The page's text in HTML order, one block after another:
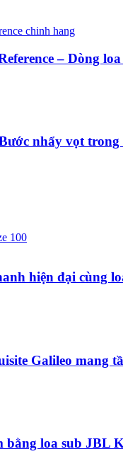
– Dòng
nhẩy vọt trong
hiện đại cùng
Galileo mang
bằng loa sub JBL